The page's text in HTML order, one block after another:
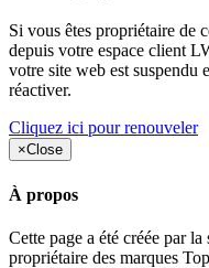
Si vous êtes propriétaire de
depuis votre espace client
votre site web est suspendu
réactiver.
Cliquez ici pour renouveler
×Close
À propos
Cette page a été créée par
propriétaire des marques